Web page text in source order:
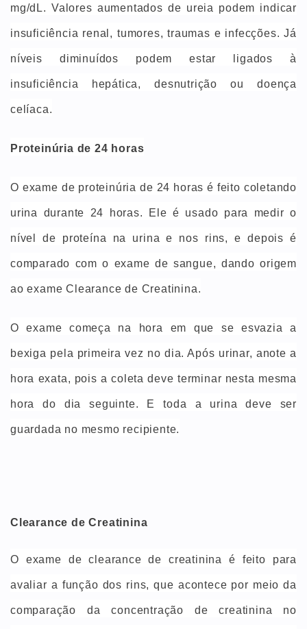
mg/dL. Valores aumentados de ureia podem indicar
insuficiência renal, tumores, traumas e infecções. Já
níveis diminuídos podem estar ligados à
insuficiência hepática, desnutrição ou doença
celíaca.
Proteinúria de 24 horas
O exame de proteinúria de 24 horas é feito coletando
urina durante 24 horas. Ele é usado para medir o
nível de proteína na urina e nos rins, e depois é
comparado com o exame de sangue, dando origem
ao exame Clearance de Creatinina.
O exame começa na hora em que se esvazia a
bexiga pela primeira vez no dia. Após urinar, anote a
hora exata, pois a coleta deve terminar nesta mesma
hora do dia seguinte. E toda a urina deve ser
guardada no mesmo recipiente.
Clearance de Creatinina
O exame de clearance de creatinina é feito para
avaliar a função dos rins, que acontece por meio da
comparação da concentração de creatinina no